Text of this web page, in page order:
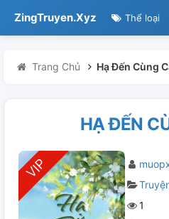
ZingTruyen.Xyz Thể loại
Trang Chủ Hạ Đến Cùng
HẠ ĐẾN
1